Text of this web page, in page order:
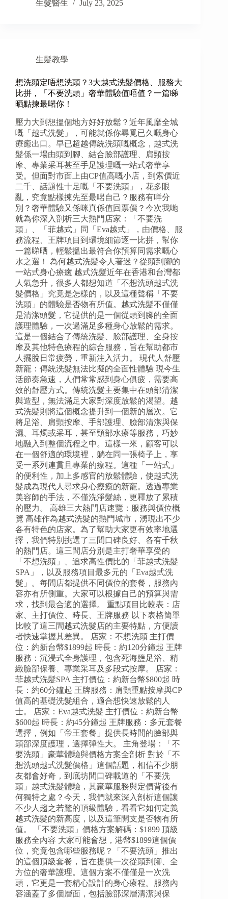
生髮醫生 July 23, 2025
生髮教學
想洗頭定唔想洗頭？3大越式洗髮價格、服務大
比拼，「不要洗頭」奢華體驗值唔值？一篇睇
晒點揀最啱你！
壓力大到想搵個地方好好放鬆？近年風靡全城
嘅「越式洗髮」，可能就係你尋覓已久嘅身心
療癒出口。早已超越傳統洗頭嘅概念，越式洗
髮係一場由頭到腳、結合臉部護理、肩頸按
摩、專業采耳甚至手足護理嘅一站式奢華享
受。但面對市面上由CP值高嘅小店，到索價近
二千、話題性十足嘅「不要洗頭」，花多眼
亂，究竟點樣揀先至最啱自己？服務有咩分
別？奢華體驗又係咪真係值回票價？今次我哋
就為你深入剖析三大熱門店家：「不要洗
頭」、「菲越式」同「Eva越式」，由價格、服
務流程、王牌項目到環境細節逐一比拼，幫你
一篇睇晒，輕鬆搵出最符合你預算同需求嘅心
水之選！ 為何越式洗髮令人著迷？從頭到腳的
一站式身心療癒 越式洗髮近年在香港和台灣都
人氣急升，很多人都想知道「不想洗頭越式洗
髮價格」究竟是怎樣的，以及這種聲稱「不要
洗頭」的體驗是否物有所值。越式洗髮不僅僅
是清潔頭髮，它提供的是一個從頭到腳的全面
護理體驗，一次過滿足多種身心放鬆的需求。
這是一個結合了傳統洗髮、臉部護理、全身按
摩及其他特色療程的綜合服務，旨在幫助都市
人擺脫日常疲勞，重新注入活力。 現代人舒壓
新寵：傳統洗髮無法比擬的全面性體驗 現今生
活節奏急速，人們常常感到身心俱疲，需要高
效的舒壓方式。傳統洗髮主要集中在頭部清潔
與造型，無法滿足大家對深度放鬆的渴望。越
式洗髮則將這個概念提升到一個新的層次。它
將足浴、肩頸按摩、手部護理、臉部清潔與保
濕、耳燭或采耳，甚至頸部水療等服務，巧妙
地融入到整個流程之中。這樣一來，顧客可以
在一個舒適的環境裡，躺在同一張椅子上，享
受一系列連貫且專業的療程。這種「一站式」
的便利性，加上多感官的放鬆體驗，使越式洗
髮成為現代人尋求身心療癒的新寵。透過專業
美容師的手法，不僅洗淨髮絲，更釋放了累積
的壓力。 高雄三大熱門店速覽：服務與價位概
覽 高雄作為越式洗髮的熱門城市，湧現出不少
各有特色的店家。為了幫助大家更有效率地選
擇，我們特別挑選了三間口碑良好、各有千秋
的熱門店。這三間店分別是主打奢華享受的
「不想洗頭」、追求高性價比的「菲越式洗髮
SPA」，以及服務項目最多元的「Eva越式洗
髮」。每間店都提供不同價位的套餐，服務內
容亦有所側重。大家可以根據自己的預算與需
求，找到最合適的選擇。 重點項目比較表：店
家、主打價位、時長、王牌服務 以下表格簡單
比較了這三間越式洗髮店的主要特點，方便讀
者快速掌握其差異。 店家：不想洗頭 主打價
位：約新台幣$1899起 時長：約120分鐘起 王牌
服務：沉浸式全身護理，包含死海鹽足浴、精
緻臉部保養、專業采耳及多段式按摩。 店家：
菲越式洗髮SPA 主打價位：約新台幣$800起 時
長：約60分鐘起 王牌服務：肩頸重點按摩與CP
值高的基礎洗髮組合，適合想快速放鬆的人
士。 店家：Eva越式洗髮 主打價位：約新台幣
$600起 時長：約45分鐘起 王牌服務：多元套餐
選擇，例如「帝王套餐」提供長時間的臉部與
頭部深度護理，選擇彈性大。 主角登場：「不
要洗頭」豪華體驗與價格方案全剖析 對於「不
想洗頭越式洗髮價格」這個話題，相信不少朋
友都會好奇，到底坊間口碑載道的「不要洗
頭」越式洗髮體驗，其豪華服務與定價背後有
何獨特之處？今天，我們就來深入剖析這個讓
不少人趨之若鶩的頂級體驗，看看它如何定義
越式洗髮的新高度，以及這筆開支是否物有所
值。 「不要洗頭」價格方案解碼：$1899 頂級
服務全內容 大家可能會想，港幣$1899這個價
位，究竟包含哪些服務呢？「不要洗頭」推出
的這個頂級套餐，旨在提供一次從頭到腳、全
方位的奢華護理。這個方案不僅僅是一次洗
頭，它更是一套精心設計的身心療程。服務內
容涵蓋了多個層面，包括臉部深層清潔與保